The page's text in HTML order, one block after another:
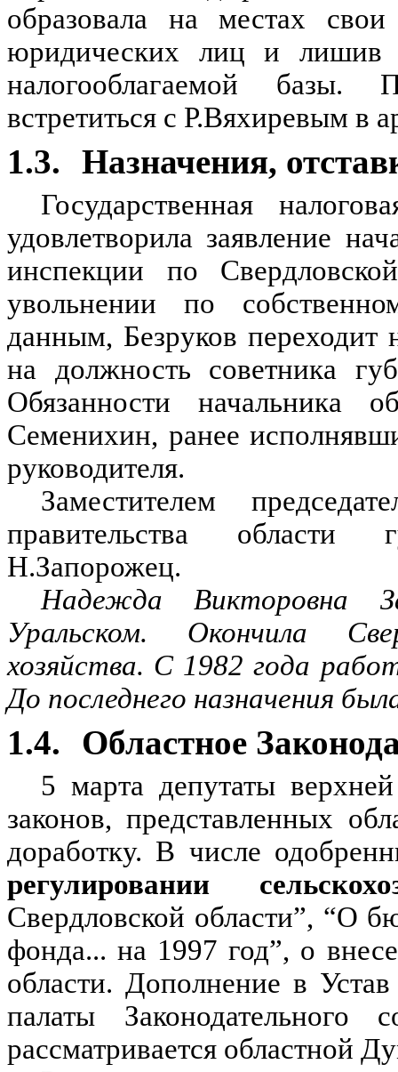
образовала на местах
юридических лиц и лишив
налогооблагаемой базы.
встретиться с Р.Вяхиревым в
1.3. Назначения,
Государственная
удовлетворила заявление
инспекции по
увольнении по
данным, Безруков переходит
на должность советника
Обязанности начальника
Семенихин, ранее
руководителя.
Заместителем
правительства области
Н.Запорожец.
Надежда Викторовна
Уральском. Окончила
хозяйства. С 1982 года
До последнего назначения
1.4. Областное
5 марта депутаты
законов, представленных
доработку. В числе
регулировании
Свердловской области”, “О
фонда... на 1997 год”, о
области. Дополнение в
палаты
рассматривается областной